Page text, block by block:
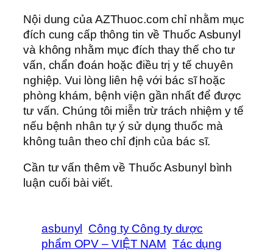
Nội dung của AZThuoc.com chỉ nhằm mục
đích cung cấp thông tin về Thuốc Asbunyl
và không nhằm mục đích thay thế cho tư
vấn, chẩn đoán hoặc điều trị y tế chuyên
nghiệp. Vui lòng liên hệ với bác sĩ hoặc
phòng khám, bệnh viện gần nhất để được
tư vấn. Chúng tôi miễn trừ trách nhiệm y tế
nếu bệnh nhân tự ý sử dụng thuốc mà
không tuân theo chỉ định của bác sĩ.
Cần tư vấn thêm về Thuốc Asbunyl bình
luận cuối bài viết.
asbunyl
Công ty Công ty dược
phẩm OPV – VIỆT NAM Tác dụng